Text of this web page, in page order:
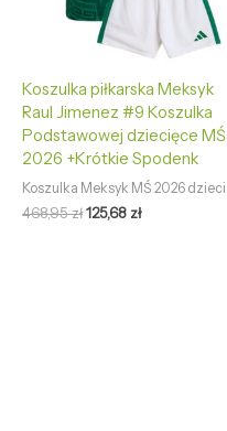
Koszulka piłkarska Meksyk
Raul Jimenez #9 Koszulka
Podstawowej dziecięce MŚ
2026 +Krótkie Spodenk
Koszulka Meksyk MŚ 2026 dzieci
468,95zł125,68 zł